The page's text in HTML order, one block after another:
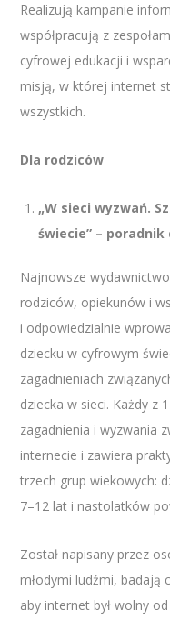
Realizują kampanie
współpracują z
cyfrowej edukacji i
misją, w której internet
wszystkich.
Dla rodziców
„W sieci wyzwań.
świecie” –
Najnowsze
rodziców, opiekunów i
i odpowiedzialnie
dziecku w cyfrowym
zagadnieniach
dziecka w sieci. Każdy z
zagadnienia i wyzwania
internecie i zawiera
trzech grup wiekowych:
7–12 lat i nastolatków
Został napisany przez
młodymi ludźmi, badają
aby internet był wolny